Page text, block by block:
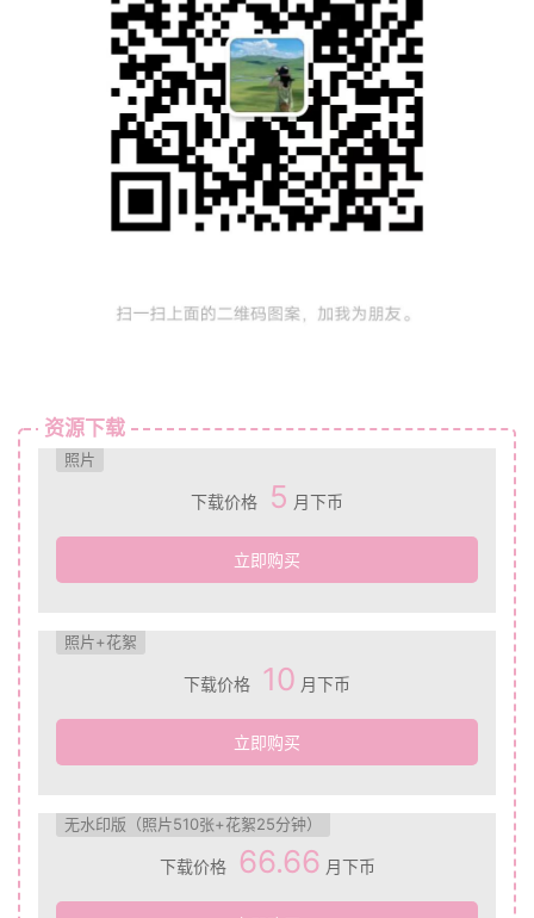
资源下载
照片
下载价格 5 月下币
立即购买
照片+花絮
下载价格 10 月下币
立即购买
无水印版（照片510张+花絮25分钟）
下载价格 66.66 月下币